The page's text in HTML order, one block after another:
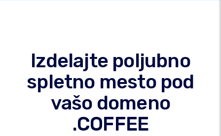
Izdelajte poljubno
spletno mesto pod
vašo domeno
.COFFEE